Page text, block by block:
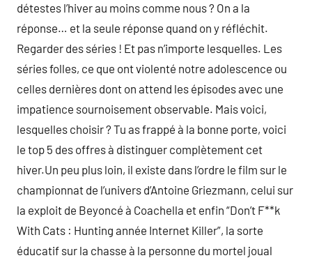
détestes l’hiver au moins comme nous ? On a la
réponse… et la seule réponse quand on y réfléchit.
Regarder des séries ! Et pas n’importe lesquelles. Les
séries folles, ce que ont violenté notre adolescence ou
celles dernières dont on attend les épisodes avec une
impatience sournoisement observable. Mais voici,
lesquelles choisir ? Tu as frappé à la bonne porte, voici
le top 5 des offres à distinguer complètement cet
hiver.Un peu plus loin, il existe dans l’ordre le film sur le
championnat de l’univers d’Antoine Griezmann, celui sur
la exploit de Beyoncé à Coachella et enfin “Don’t F**k
With Cats : Hunting année Internet Killer”, la sorte
éducatif sur la chasse à la personne du mortel joual